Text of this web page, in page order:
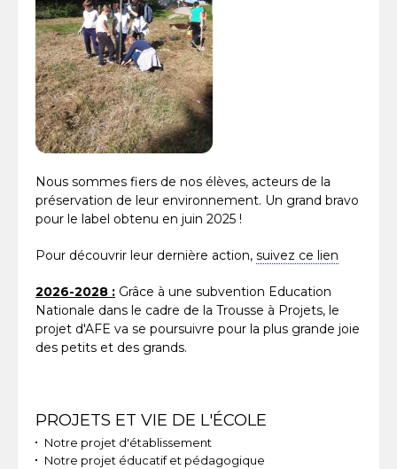
Nous sommes fiers de nos élèves, acteurs de la
préservation de leur environnement. Un grand bravo
pour le label obtenu en juin 2025 !
Pour découvrir leur dernière action, suivez ce lien
2026-2028 : Grâce à une subvention Education
Nationale dans le cadre de la Trousse à Projets, le
projet d'AFE va se poursuivre pour la plus grande joie
des petits et des grands.
Navigation
PROJETS ET VIE DE L'ÉCOLE
Notre projet d'établissement
Notre projet éducatif et pédagogique